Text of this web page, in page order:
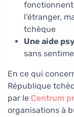
fonctionnent
l'étranger,
tchèque
Une aide
sans
En ce qui
République
par le Centrum
organisations à